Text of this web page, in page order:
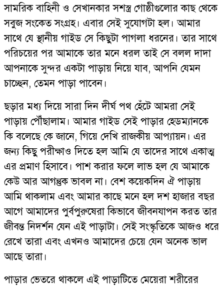
সামরিক বাহিনী ও সেখানকার সশস্ত্র গোষ্ঠীগুলোর কাছ থেকে
সবুজ সংকেত সংগ্রহ। এবার সেই সুযোগটা হল। আমার
সাথে যে স্থানীয় গাইড সে কিছুটা পাগলা ধরনের। তার সাথে
পরিচয়ের পর আমাকে তার মনে ধরল তাই সে বলল দাদা
আপনাকে সুন্দর একটা পাড়ায় নিয়ে যাব, আপনি যেমন
চাচ্ছেন, তেমন পাড়া পাবেন।
ছড়ার মধ্য দিয়ে সারা দিন দীর্ঘ পথ হেঁটে আমরা সেই
পাড়ায় পৌঁছালাম। আমার গাইড সেই পাড়ার হেডম্যানকে
কি বলেছে কে জানে, গিয়ে দেখি রাজকীয় আপ্যায়ন। এর
জন্য কিছু পরীক্ষাও দিতে হল আমি যে তাদের সাথে একাত্ম
এর প্রমাণ হিসাবে। পাশ করার ফলে লাভ হল যে আমাকে
কেউ আর আগন্তুক ভাবল না। বেশ কয়েকদিন ঐ পাড়ায়
আমি থাকলাম এবং আমার কাছে মনে হল দশ হাজার বছর
আগে আমাদের পুর্বপুরুষেরা কিভাবে জীবনযাপন করত তার
জীবন্ত নিদর্শন যেন এই পাড়াটা। সেই সংস্কৃতিকে আজও ধরে
রেখে তারা এবং এখনও আমাদের চেয়ে যেন অনেক ভাল
আছে তারা।
পাড়ার ভেতরে থাকলে এই পাড়াটিতে মেয়েরা শরীরের